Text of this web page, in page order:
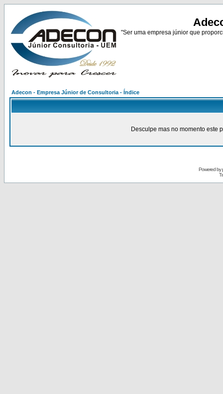
"Ser uma empresa júnior que
Adecon - Empresa Júnior de Consultoria - Índice
Desculpe mas no momento este
Powered by